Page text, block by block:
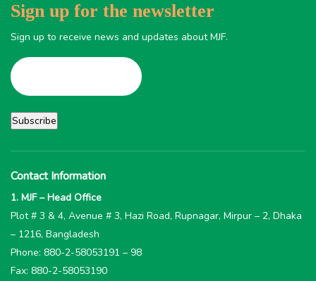
Sign up for the newsletter
Sign up to receive news and updates about MJF.
Contact Information
1. MJF – Head Office
Plot # 3 & 4, Avenue # 3, Hazi Road, Rupnagar, Mirpur – 2, Dhaka
– 1216, Bangladesh
Phone: 880-2-58053191 – 98
Fax: 880-2-58053190